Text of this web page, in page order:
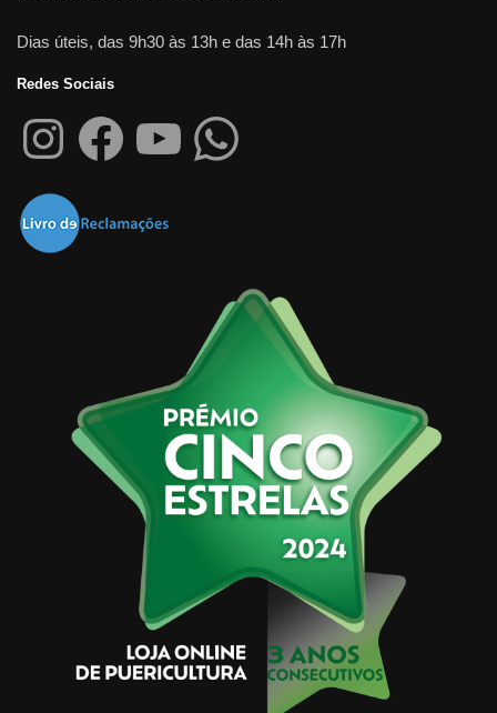
Dias úteis, das 9h30 às 13h e das 14h às 17h
Redes Sociais